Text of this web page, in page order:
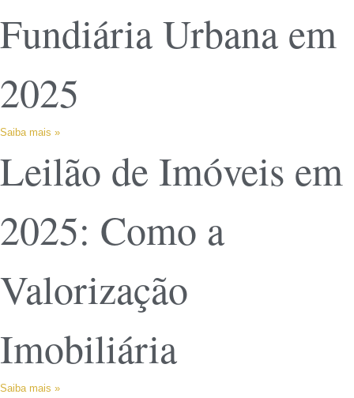
Fundiária Urbana em
2025
Saiba mais »
Leilão de Imóveis em
2025: Como a
Valorização
Imobiliária
Saiba mais »